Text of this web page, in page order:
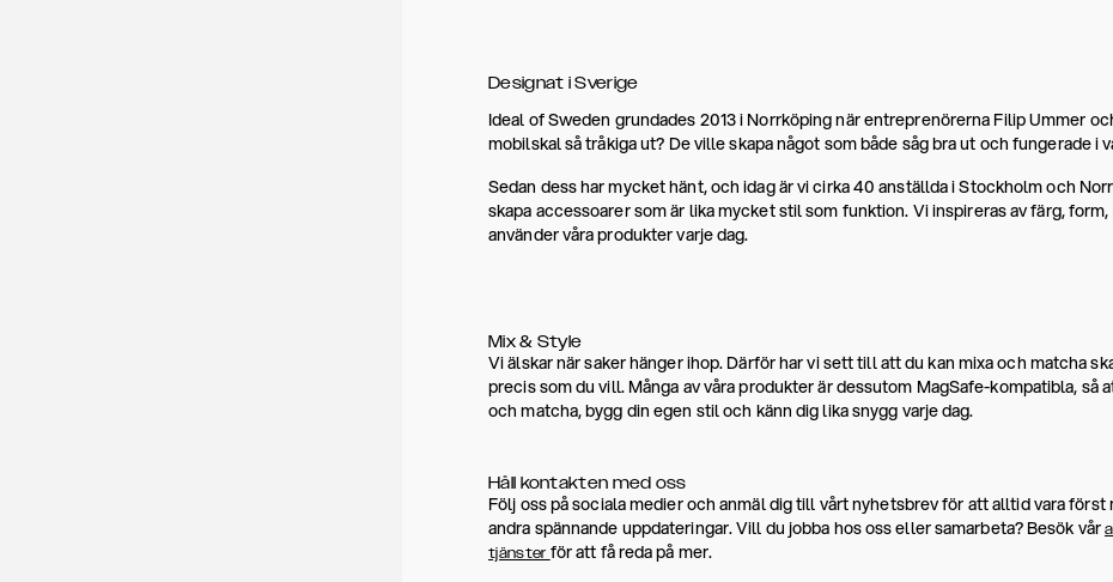
Designat i Sverige
Ideal of Sweden grundades 2013 i Norrköping när entreprenörerna Filip Ummer
mobilskal så tråkiga ut? De ville skapa något som både såg bra ut och fungerade i
Sedan dess har mycket hänt, och idag är vi cirka 40 anställda i Stockholm och
skapa accessoarer som är lika mycket stil som funktion. Vi inspireras av färg,
använder våra produkter varje dag.
Mix & Style
Vi älskar när saker hänger ihop. Därför har vi sett till att du kan mixa och matcha
precis som du vill. Många av våra produkter är dessutom MagSafe-kompatibla,
och matcha, bygg din egen stil och känn dig lika snygg varje dag.
Håll kontakten med oss
Följ oss på sociala medier och anmäl dig till vårt nyhetsbrev för att alltid vara
andra spännande uppdateringar. Vill du jobba hos oss eller samarbeta? Besök vår
tjänster för att få reda på mer.